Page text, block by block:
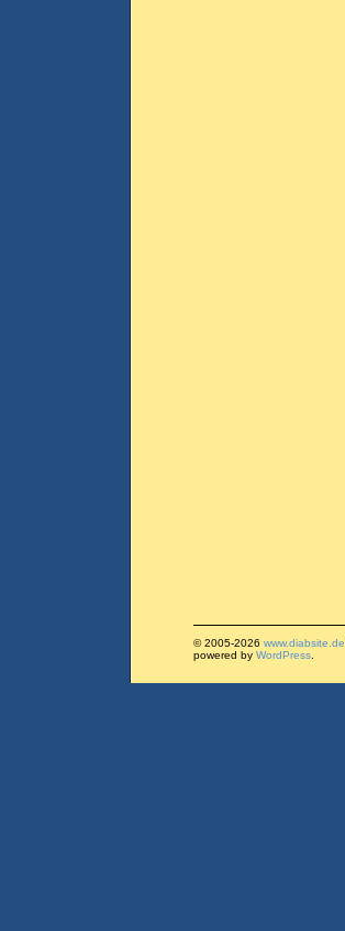
© 2005-2026 www.diabsite.de
powered by WordPress.